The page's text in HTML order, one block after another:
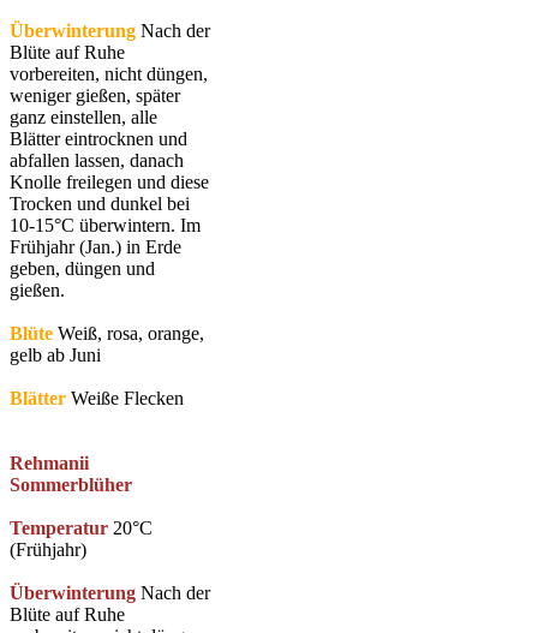
Überwinterung Nach der
Blüte auf Ruhe
vorbereiten, nicht düngen,
weniger gießen, später
ganz einstellen, alle
Blätter eintrocknen und
abfallen lassen, danach
Knolle freilegen und diese
Trocken und dunkel bei
10-15°C überwintern. Im
Frühjahr (Jan.) in Erde
geben, düngen und
gießen.
Blüte Weiß, rosa, orange,
gelb ab Juni
Blätter Weiße Flecken
Rehmanii
Sommerblüher
Temperatur 20°C
(Frühjahr)
Überwinterung Nach der
Blüte auf Ruhe